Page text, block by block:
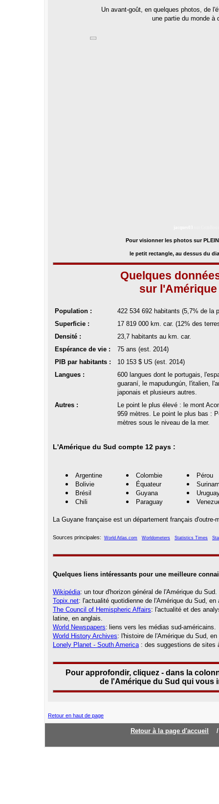
Un avant-goût, en quelques photos, de
une partie du monde à
Pour visionner les photos sur
le petit rectangle, au dessus du
Quelques
sur
Population : 422 534 692 habitants (5,7% de la
Superficie :
17 819 000 km. car. (12% des
Densité :
23,7 habitants au km. car.
Espérance de vie :
75 ans (est. 2014)
PIB par habitants :
10 153 $ US (est. 2014)
Langues :
600 langues dont le portugais,
guaraní, le mapudungún, l'italien,
japonais et plusieurs autres.
Autres :
Le point le plus élevé : le mont
959 mètres. Le point le plus bas :
mètres sous le niveau de la mer.
L'Amérique du Sud compte 12 pays :
Argentine
Bolivie
Brésil
Chili
Colombie
Équateur
Guyana
Paraguay
Pérou
La Guyane française est un département français d'outre-
Sources principales: World Atlas.com Worldometers Statistics Times
Quelques liens intéressants pour une meilleure
Wikipédia: un tour d'horizon général de l'Amérique du Sud.
Topix.net: l'actualité quotidienne de l'Amérique du Sud, en
The Council of Hemispheric Affairs: l'actualité et des
latine, en anglais.
World Newspapers: liens vers les médias sud-américains.
World History Archives: l'histoire de l'Amérique du Sud, en
Lonely Planet - South America : des suggestions de sites
Pour approfondir, cliquez - dans la
de l'Amérique du Sud qui vous
Retour en haut de page
Retour à la page d'accueil